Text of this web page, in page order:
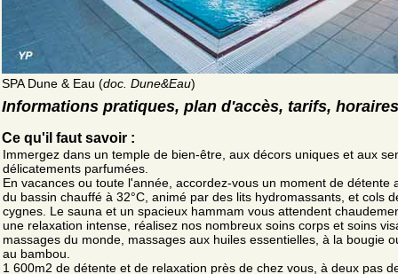
SPA Dune & Eau (doc. Dune&Eau)
Informations pratiques, plan d'accès, tarifs, horaires
Ce qu'il faut savoir :
Immergez dans un temple de bien-être, aux décors uniques et aux
délicatements parfumées.
En vacances ou toute l'année, accordez-vous un moment de détente
du bassin chauffé à 32°C, animé par des lits hydromassants, et cols
cygnes. Le sauna et un spacieux hammam vous attendent
une relaxation intense, réalisez nos nombreux soins corps et soins
massages du monde, massages aux huiles essentielles, à la bougie
au bambou.
1 600m2 de détente et de relaxation près de chez vous, à deux pas